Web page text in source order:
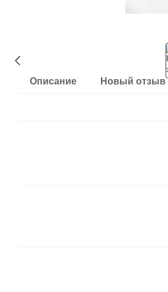
Описание Новый отзыв